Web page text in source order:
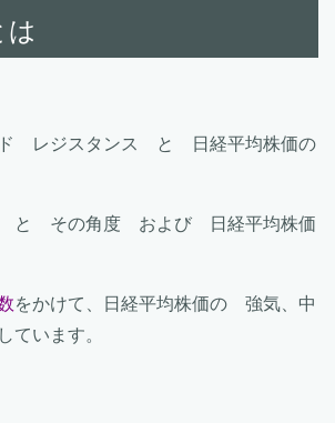
は
レジスタンス と 日経平均株価の
と その角度 および 日経平均株価
をかけて、日経平均株価の 強気、中
います。